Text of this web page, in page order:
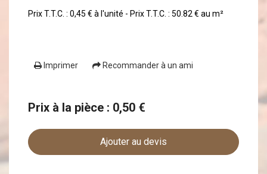
Prix T.T.C. : 0,45 € à l'unité - Prix T.T.C. : 50.82 € au m²
Imprimer Recommander à un ami
Prix à la pièce : 0,50 €
Ajouter au devis